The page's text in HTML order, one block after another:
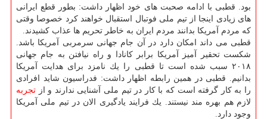
بود. قطبی با ادامه صحبت های خود اظهار داشت: بطور قطع ایرانی
های زیادی اینجا از تیم ملی فوتبال استقبال خواهند كرد خصوصا وقتی
كه مردم آمریكا بدانند مردم ایران به خاطر تحریم ها عذاب كشیدند.
قطبی می داند امكان دارد در آن جام جهانی سرمربی آمریكا باشد.
شكست تحقیر آمیز آمریكا برابر كانادا و راه نیافتن به جام جهانی
۲۰۱۸ سبب شده است تا قطبی را یك نامزد برای هدایت آمریكا
بدانیم. قطبی در همین رابطه اظهار داشت: فدراسیون شاید افرادی
را به كار گرفته است كه با كار در تیم ملی آشنایی ندارند و از تجربه
لازم هم بهره مند نیستند. یك فرایند یادگیری الان در تیم ملی آمریكا
وجود دارد.